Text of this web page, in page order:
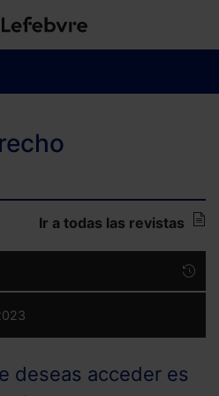
Ir a todas las revistas
deseas acceder es